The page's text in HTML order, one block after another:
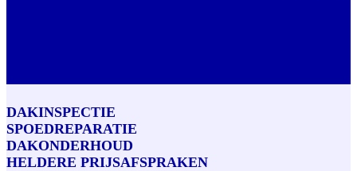
DAKINSPECTIE
SPOEDREPARATIE
DAKONDERHOUD
HELDERE PRIJSAFSPRAKEN